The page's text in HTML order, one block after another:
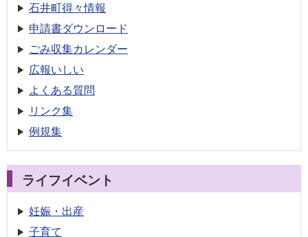
石井町得々情報
申請書ダウンロード
ごみ収集カレンダー
広報いしい
よくある質問
リンク集
例規集
ライフイベント
妊娠・出産
子育て